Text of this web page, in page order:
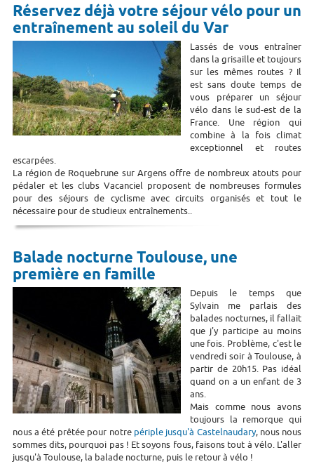
Réservez déjà votre séjour vélo pour un
entraînement au soleil du Var
Lassés de vous entraîner
dans la grisaille et toujours
sur les mêmes routes ? Il
est sans doute temps de
vous préparer un séjour
vélo dans le sud-est de la
France. Une région qui
combine à la fois climat
exceptionnel et routes
escarpées.
La région de Roquebrune sur Argens offre de nombreux atouts pour
pédaler et les clubs Vacanciel proposent de nombreuses formules
pour des séjours de cyclisme avec circuits organisés et tout le
nécessaire pour de studieux entraînements..
Balade nocturne Toulouse, une
première en famille
Depuis le temps que
Sylvain me parlais des
balades nocturnes, il fallait
que j'y participe au moins
une fois. Problème, c'est le
vendredi soir à Toulouse, à
partir de 20h15. Pas idéal
quand on a un enfant de 3
ans.
Mais comme nous avons
toujours la remorque qui
nous a été prêtée pour notre périple jusqu'à Castelnaudary, nous nous
sommes dits, pourquoi pas ! Et soyons fous, faisons tout à vélo. L'aller
jusqu'à Toulouse, la balade nocturne, puis le retour à vélo !